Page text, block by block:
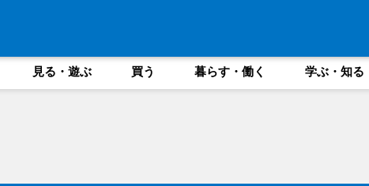
見る・遊ぶ 買う 暮らす・働く 学ぶ・知る